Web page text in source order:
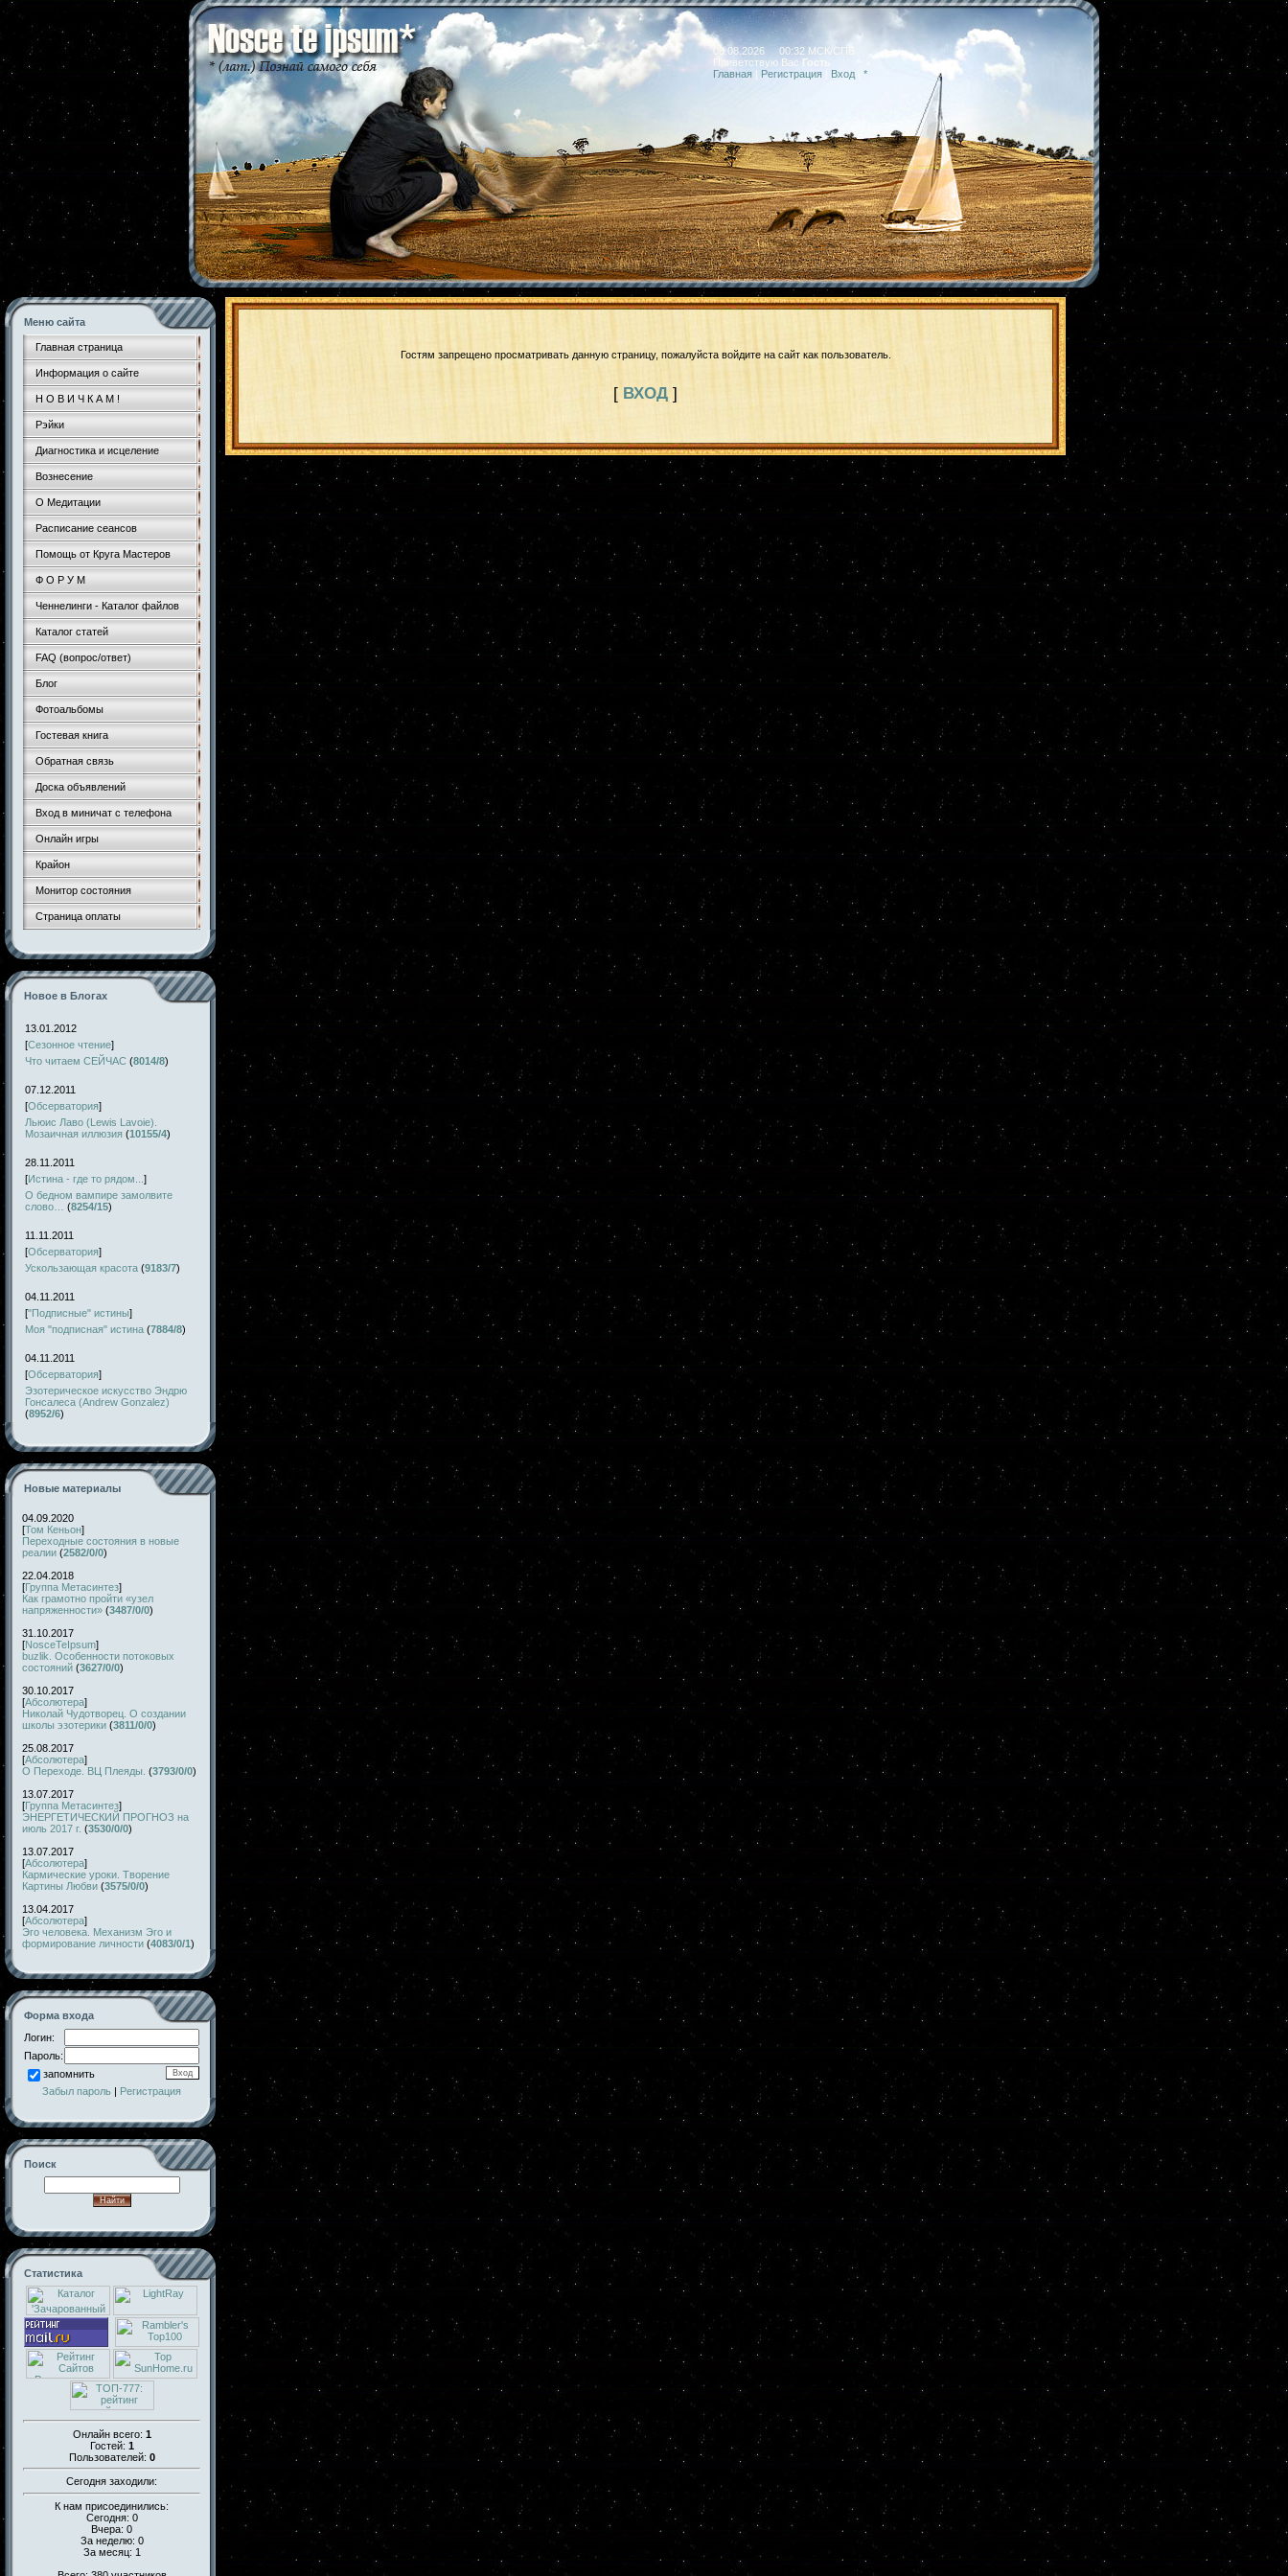
08.08.2026 00:32 МСК/СПБ
Приветствую Вас Гость
Главная | Регистрация Вход *
Меню сайта
Главная страница
Информация о сайте
Н О В И Ч К А М !
Рэйки
Диагностика и исцеление
Вознесение
О Медитации
Расписание сеансов
Помощь от Круга Мастеров
Ф О Р У М
Ченнелинги - Каталог файлов
Каталог статей
FAQ (вопрос/ответ)
Блог
Фотоальбомы
Гостевая книга
Обратная связь
Доска объявлений
Вход в миничат с телефона
Онлайн игры
Крайон
Монитор состояния
Страница оплаты
Новое в Блогах
13.01.2012
[Сезонное чтение]
Что читаем СЕЙЧАС (8014/8)
07.12.2011
[Обсерватория]
Льюис Лаво (Lewis Lavoie).
Мозаичная иллюзия (10155/4)
28.11.2011
[Истина - где то рядом... ]
О бедном вампире замолвите
слово…
(8254/15)
11.11.2011
[Обсерватория]
Ускользающая красота (9183/7)
04.11.2011
["Подписные" истины]
Моя "подписная" истина (7884/8)
04.11.2011
[Обсерватория]
Эзотерическое искусство Эндрю
Гонсалеса (Andrew Gonzalez)
(8952/6)
Новые материалы
04.09.2020
[Том Кеньон]
Переходные состояния в новые
реалии (2582/0/0)
22.04.2018
[Группа Метасинтез]
Как грамотно пройти «узел
напряженности» (3487/0/0)
31.10.2017
[NosceTeIpsum]
buzlik. Особенности потоковых
состояний (3627/0/0)
30.10.2017
[Абсолютера]
Николай Чудотворец. О создании
школы эзотерики (3811/0/0)
25.08.2017
[Абсолютера]
О Переходе. ВЦ Плеяды. (3793/0/0)
13.07.2017
[Группа Метасинтез]
ЭНЕРГЕТИЧЕСКИЙ ПРОГНОЗ на
июль 2017 г. (3530/0/0)
13.07.2017
[Абсолютера]
Кармические уроки. Творение
Картины Любви (3575/0/0)
13.04.2017
[Абсолютера]
Эго человека. Механизм Эго и
формирование личности (4083/0/1)
Форма входа
Логин:
Пароль:
запомнить
Забыл пароль | Регистрация
Поиск
Статистика
Онлайн всего: 1
Гостей: 1
Пользователей: 0
Сегодня заходили:
К нам присоединились:
Сегодня: 0
Вчера: 0
За неделю: 0
За месяц: 1
Гостям запрещено просматривать данную страницу, пожалуйста войдите на сайт как пользователь.
[ ВХОД ]